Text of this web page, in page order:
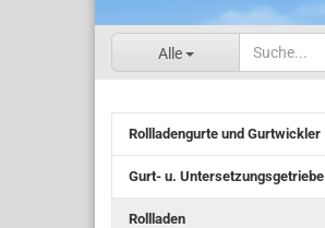
Alle
Rollladengurte und Gurtwickler
Gurt- u. Untersetzungsgetriebe
Rollladen